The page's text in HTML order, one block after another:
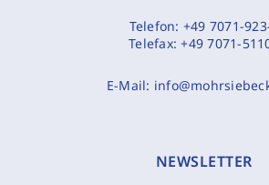
Telefon: +49 7071-
Telefax:+49 7071-
E-Mail:
NEWSLETTER